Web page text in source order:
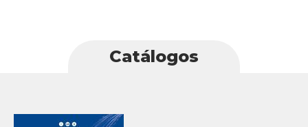
Catálogos